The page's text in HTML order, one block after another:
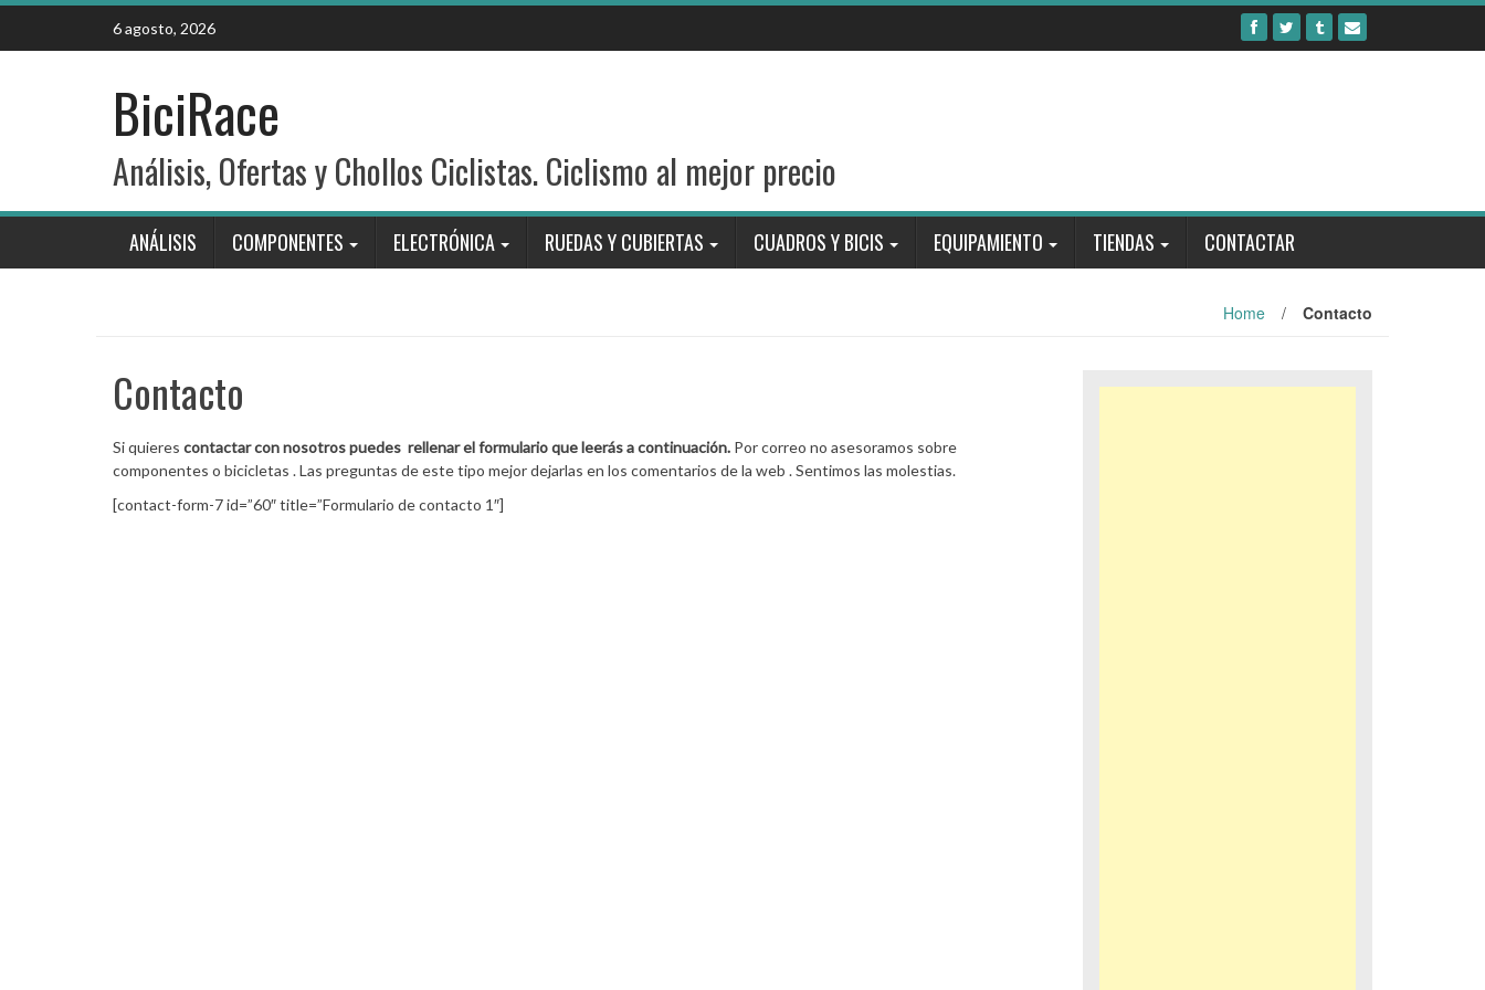
Skip
content
6 agosto, 2026
BiciRace
Análisis, Ofertas y Chollos Ciclistas. Ciclismo al mejor precio
ANÁLISIS COMPONENTES ELECTRÓNICA RUEDAS Y CUBIERTAS CUADROS Y BICIS EQUIPAMIENTO TIENDAS CONTACTAR
Home / Contacto
Contacto
Si quieres contactar con nosotrospuedes rellenar el formulario que leerás a continuación. Por correo no asesoramos sobre
componentes o bicicletas . Las preguntas de este tipo mejor dejarlas en los comentarios de la web . Sentimos las molestias.
[contact-form-7 id=”60″ title=”Formulario de contacto 1″]